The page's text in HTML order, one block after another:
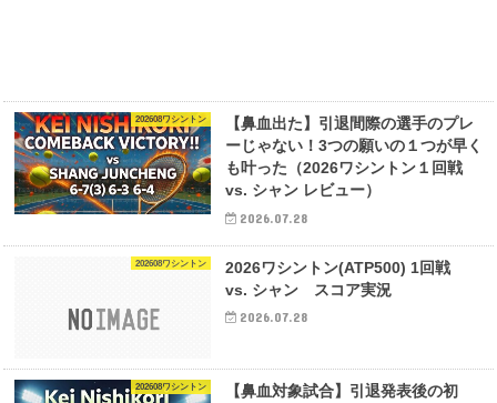
202608ワシントン
【鼻血出た】引退間際の選手のプレ
ーじゃない！3つの願いの１つが早く
も叶った（2026ワシントン１回戦
vs. シャン レビュー）
2026.07.28
202608ワシントン
2026ワシントン(ATP500) 1回戦
vs. シャン スコア実況
2026.07.28
202608ワシントン
【鼻血対象試合】引退発表後の初